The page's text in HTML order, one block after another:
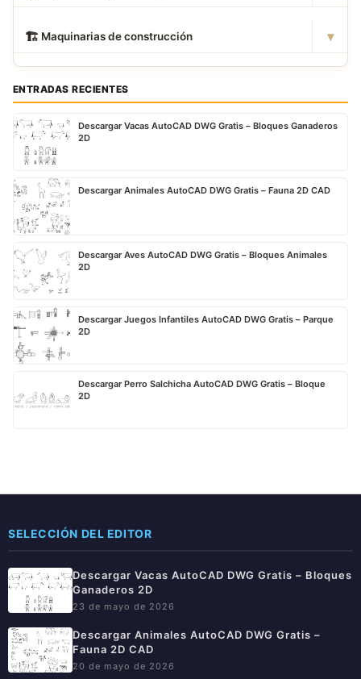
🏗 ️ Maquinarias de construcción ▾
ENTRADAS RECIENTES
Descargar Vacas AutoCAD DWG Gratis – Bloques Ganaderos
2D
Descargar Animales AutoCAD DWG Gratis – Fauna 2D CAD
Descargar Aves AutoCAD DWG Gratis – Bloques Animales
2D
Descargar Juegos Infantiles AutoCAD DWG Gratis – Parque
2D
Descargar Perro Salchicha AutoCAD DWG Gratis – Bloque
2D
SELECCIÓN DEL EDITOR
Descargar Vacas AutoCAD DWG Gratis – Bloques
Ganaderos 2D
23 de mayo de 2026
Descargar Animales AutoCAD DWG Gratis –
Fauna 2D CAD
20 de mayo de 2026